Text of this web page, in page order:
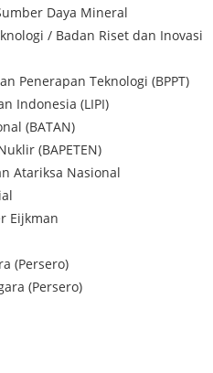
Daya Mineral
/ Badan Riset dan Inovasi
Penerapan Teknologi (BPPT)
Indonesia (LIPI)
(BATAN)
(BAPETEN)
Atariksa Nasional
Eijkman
(Persero)
(Persero)